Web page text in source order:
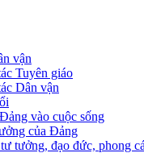
vận
Tuyên giáo
Dân vận
vào cuộc sống
của Đảng
tưởng, đạo đức, phong